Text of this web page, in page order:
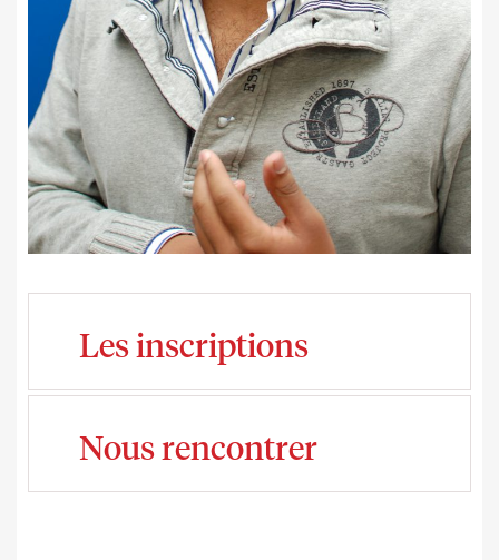
Les inscriptions
Nous rencontrer